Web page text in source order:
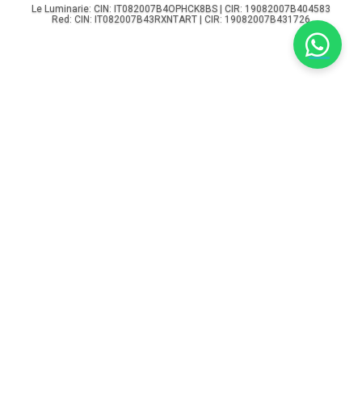
Le Luminarie: CIN: IT082007B4OPHCK8BS | CIR: 19082007B404583
Red: CIN: IT082007B43RXNTART | CIR: 19082007B431726